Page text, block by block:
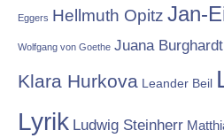
Eggers Hellmuth Opitz Jan-
Wolfgang von Goethe Juana Burghardt
Klara Hurkova Leander Beil
Lyrik Ludwig Steinherr